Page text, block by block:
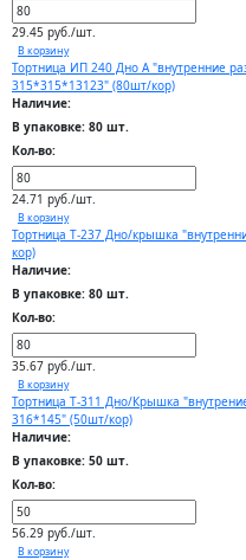
29.45 руб./шт.
В корзину
Тортница ИП 240 Дно А "внутренние
315*315*13123" (80шт/кор)
Наличие:
В упаковке: 80 шт.
Кол-во:
24.71 руб./шт.
В корзину
Тортница Т-237 Дно/крышка
кор)
Наличие:
В упаковке: 80 шт.
Кол-во:
35.67 руб./шт.
В корзину
Тортница Т-311 Дно/Крышка
316*145" (50шт/кор)
Наличие:
В упаковке: 50 шт.
Кол-во:
56.29 руб./шт.
В корзину